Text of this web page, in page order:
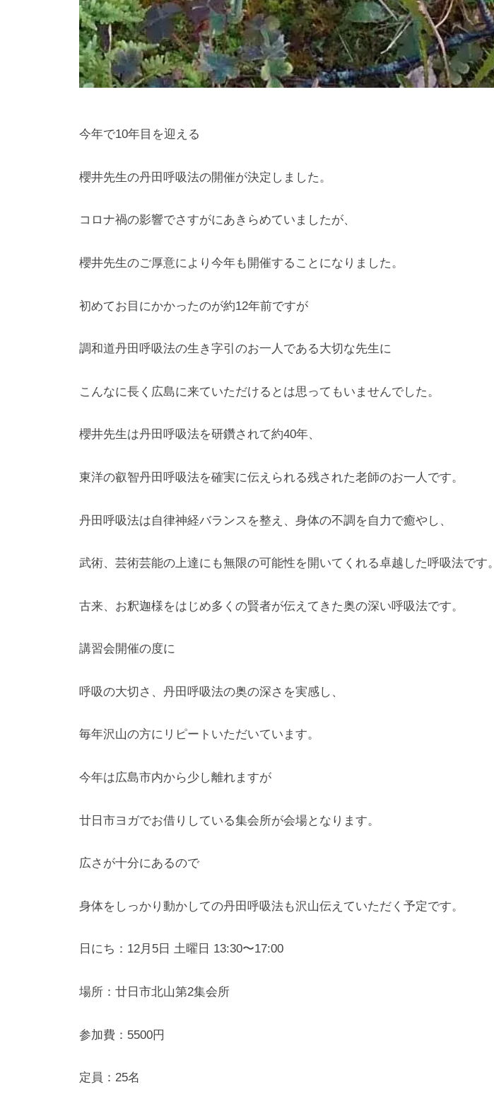
今年で10年目を迎える
櫻井先生の丹田呼吸法の開催が決定しました。
コロナ禍の影響でさすがにあきらめていましたが、
櫻井先生のご厚意により今年も開催することになりました。
初めてお目にかかったのが約12年前ですが
調和道丹田呼吸法の生き字引のお一人である大切な先生に
こんなに長く広島に来ていただけるとは思ってもいませんでした。
櫻井先生は丹田呼吸法を研鑽されて約40年、
東洋の叡智丹田呼吸法を確実に伝えられる残された老師のお一人です。
丹田呼吸法は自律神経バランスを整え、身体の不調を自力で癒やし、
武術、芸術芸能の上達にも無限の可能性を開いてくれる卓越した呼吸法です。
古来、お釈迦様をはじめ多くの賢者が伝えてきた奥の深い呼吸法です。
講習会開催の度に
呼吸の大切さ、丹田呼吸法の奥の深さを実感し、
毎年沢山の方にリピートいただいています。
今年は広島市内から少し離れますが
廿日市ヨガでお借りしている集会所が会場となります。
広さが十分にあるので
身体をしっかり動かしての丹田呼吸法も沢山伝えていただく予定です。
日にち：12月5日 土曜日 13:30〜17:00
場所：廿日市北山第2集会所
参加費：5500円
定員：25名